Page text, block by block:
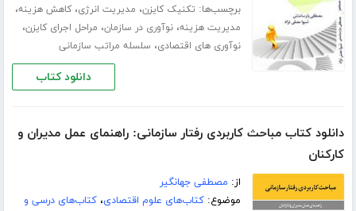
برچسب‌ها: تکنیک کایزن، مدیریت انرژی،کاهش هزینه،
مدیریت هزینه،نوآوری در سازمان، مراحل اجرای کایزن،
نوآوری های اقتصادی، سلسله مراتب سازمانی
دانلود کتاب
دانلود کتاب مباحث کاربردی رفتار سازمانی: راهنمای عمل مدیران و
کارکنان
از: مصطفی جهانگیر
موضوع:کتاب‌های علوم اقتصادی،کتاب‌های درسی و